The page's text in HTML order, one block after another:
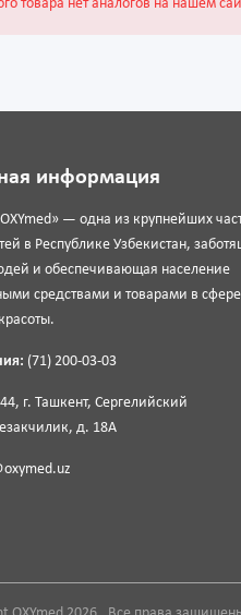
товара нет аналогов на нашем
информация
— одна из крупнейших
в Республике Узбекистан,
и обеспечивающая население
средствами и товарами в сфере
(71) 200-03-03
г. Ташкент, Сергелийский
д. 18А